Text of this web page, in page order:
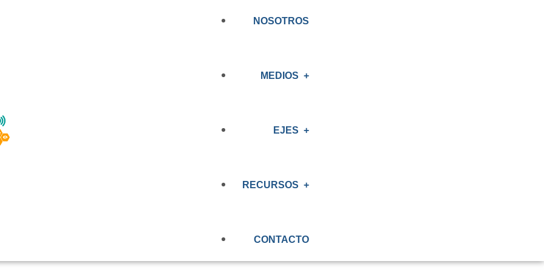
NOSOTROS
MEDIOS
PRENSA
EJES
OBSERVATORIO
RECURSOS
EVALUACIÓN RENAL
CONTACTO
A LAS PERSONAS
CONOCE LOS
BIOBÍO